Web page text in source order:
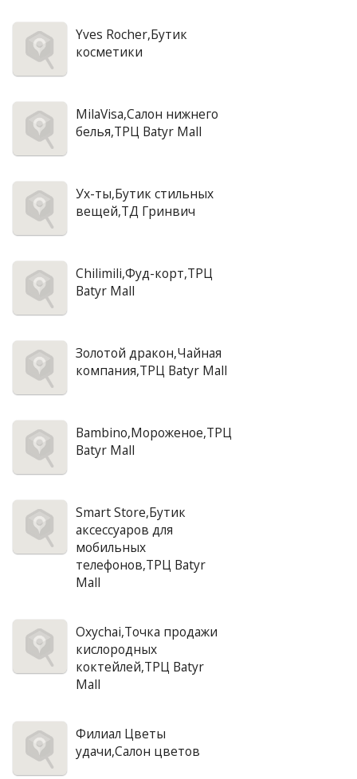
Yves Rocher,Бутик
косметики
MilaVisa,Салон нижнего
белья,ТРЦ Batyr Mall
Ух-ты,Бутик стильных
вещей,ТД Гринвич
Chilimili,Фуд-корт,ТРЦ
Batyr Mall
Золотой дракон,Чайная
компания,ТРЦ Batyr Mall
Bambino,Мороженое,ТРЦ
Batyr Mall
Smart Store,Бутик
аксессуаров для
мобильных
телефонов,ТРЦ Batyr
Mall
Oxychai,Точка продажи
кислородных
коктейлей,ТРЦ Batyr
Mall
Филиал Цветы
удачи,Салон цветов